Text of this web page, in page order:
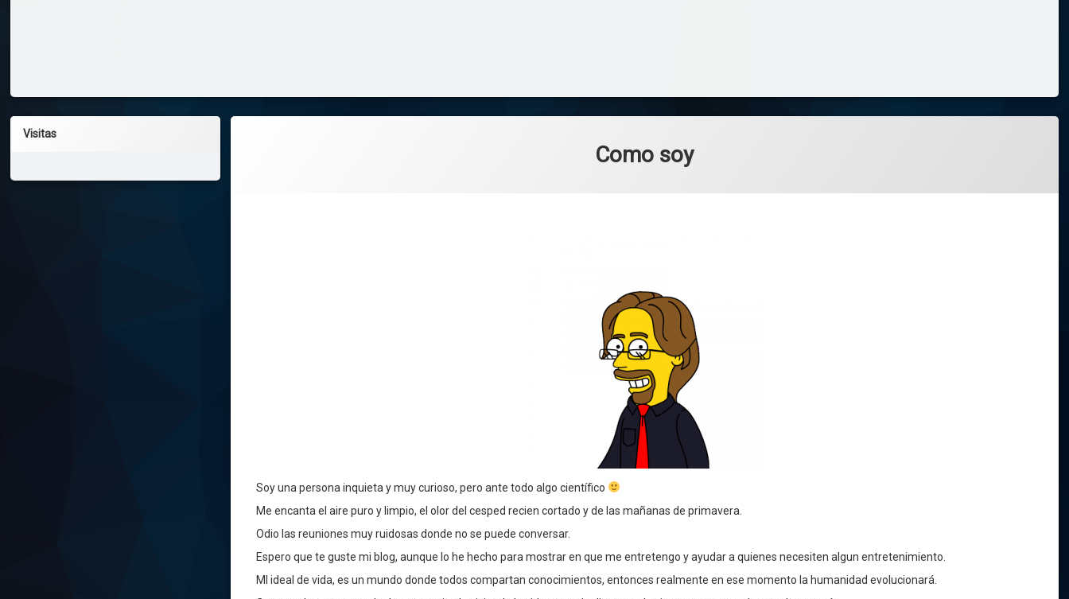
Como soy
Soy una persona inquieta y muy curioso, pero ante todo algo científico
Me encanta el aire puro y limpio, el olor del cesped recien cortado y de las mañanas de primavera.
Odio las reuniones muy ruidosas donde no se puede conversar.
Espero que te guste mi blog, aunque lo he hecho para mostrar en que me entretengo y ayudar a quienes necesiten algun entretenimiento.
MI ideal de vida, es un mundo donde todos compartan conocimientos, entonces realmente en ese momento la humanidad evolucionará.
Visitas